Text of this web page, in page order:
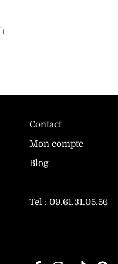
Share
Contact
Mon compte
Blog
Tel :09.61.31.05.56